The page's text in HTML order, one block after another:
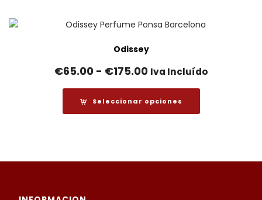
Odissey
€65.00 - €175.00Rango
de
precios:
desde
€175.00
Iva Incluído
Seleccionar opciones